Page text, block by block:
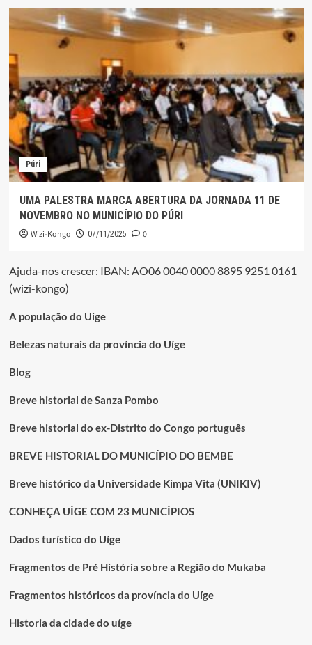
Púri
UMA PALESTRA MARCA ABERTURA DA JORNADA 11 DE
NOVEMBRO NO MUNICÍPIO DO PÚRI
Wizi-Kongo 07/11/2025 0
Ajuda-nos crescer: IBAN: AO06 0040 0000 8895 9251 0161
(wizi-kongo)
A população do Uige
Belezas naturais da província do Uíge
Blog
Breve historial de Sanza Pombo
Breve historial do ex-Distrito do Congo português
BREVE HISTORIAL DO MUNICÍPIO DO BEMBE
Breve histórico da Universidade Kimpa Vita (UNIKIV)
CONHEÇA UÍGE COM 23 MUNICÍPIOS
Dados turístico do Uíge
Fragmentos de Pré História sobre a Região do Mukaba
Fragmentos históricos da província do Uíge
Historia da cidade do uíge